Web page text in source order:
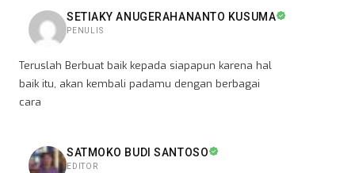
SETIAKY ANUGERAHANANTO KUSUMA
PENULIS
Teruslah Berbuat baik kepada siapapun karena hal
baik itu, akan kembali padamu dengan berbagai
cara
SATMOKO BUDI SANTOSO
EDITOR